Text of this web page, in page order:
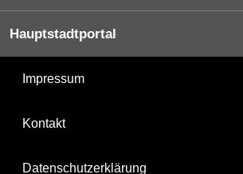
Hauptstadtportal
Impressum
Kontakt
Datenschutzerklärung